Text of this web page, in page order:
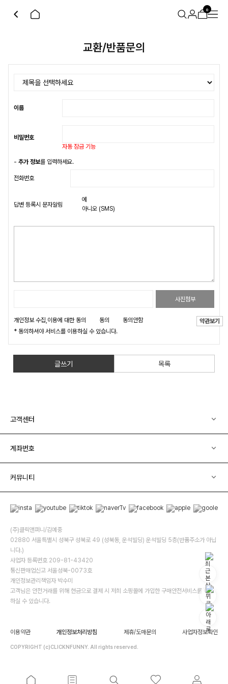
0
교환/반품문의
이름
비밀번호
자동 잠금 기능
- 추가 정보를 입력하세요.
전화번호
답변 등록시 문자알림
예
아니오 (SMS)
사진첨부
개인정보 수집,이용에 대한 동의 동의 동의안함
약관보기
* 동의하셔야 서비스를 이용하실 수 있습니다.
글쓰기 목록
고객센터
계좌번호
커뮤니티
(주)클릭앤퍼니/김예중
02880 서울특별시 성북구 성북로 49 (성북동, 운석빌딩) 운석빌딩 5층(반품주소가 아닙
니다.)
사업자 등록번호 209-81-43420
통신판매업신고 서울성북-0073호
개인정보관리책임자 박수미
고객님은 안전거래를 위해 현금으로 결제 시 저희 소핑몰에 가입한 구매안전서비스를 이용
하실 수 있습니다.
이용약관 개인정보처리방침 제휴/도매문의 사업자정보확인
COPYRIGHT (c)CLICKNFUNNY. All rights reserved.